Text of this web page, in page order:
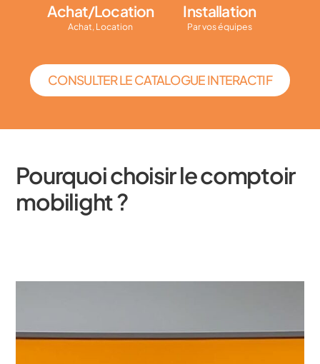
Achat/Location
Achat, Location
Installation
Par vos équipes
CONSULTER LE CATALOGUE INTERACTIF
Pourquoi choisir le comptoir
mobilight ?